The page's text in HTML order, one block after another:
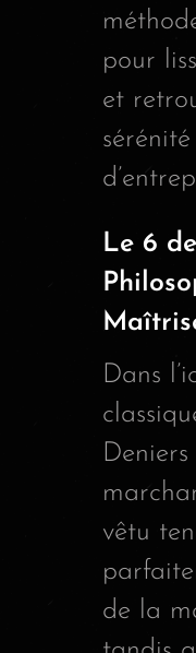
pour
et
Le 6
Dans
vêtu
de la